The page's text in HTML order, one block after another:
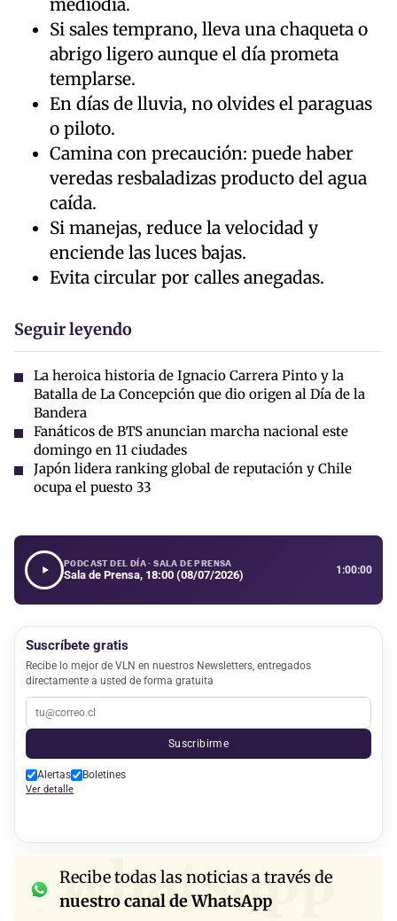
mediodía.
Si sales temprano, lleva una chaqueta o
abrigo ligero aunque el día prometa
templarse.
En días de lluvia, no olvides el paraguas
o piloto.
Camina con precaución: puede haber
veredas resbaladizas producto del agua
caída.
Si manejas, reduce la velocidad y
enciende las luces bajas.
Evita circular por calles anegadas.
Seguir leyendo
La heroica historia de Ignacio Carrera Pinto y la
Batalla de La Concepción que dio origen al Día de la
Bandera
Fanáticos de BTS anuncian marcha nacional este
domingo en 11 ciudades
Japón lidera ranking global de reputación y Chile
ocupa el puesto 33
PODCAST DEL DÍA · SALA DE PRENSA
Sala de Prensa, 18:00 (08/07/2026) 1:00:00
Suscríbete gratis
Recibe lo mejor de VLN en nuestros Newsletters, entregados
directamente a usted de forma gratuita
Suscribirme
Alertas Boletines
Ver detalle
whatsapp
Recibe todas las noticias a través de
nuestro canal de WhatsApp